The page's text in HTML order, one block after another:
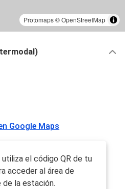
Protomaps©OpenStreetMap
Google Maps
utiliza el código QR de tu
acceder al área de
de la estación.